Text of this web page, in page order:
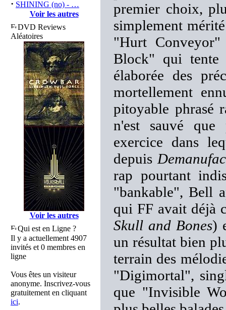
· SHINING (no) - …
Voir les autres
DVD Reviews
Aléatoires
Voir les autres
Qui est en Ligne ?
Il y a actuellement 4907
invités et 0 membres en
ligne
Vous êtes un visiteur
anonyme. Inscrivez-vous
gratuitement en cliquant
ici.
premier choix,
simplement
"Hurt
Block" qui tente
élaborée des
mortellement
pitoyable phrasé
n'est sauvé
exercice dans
depuis
rap pourtant
"bankable", Bell
qui FF avait déjà
Skull and Bones)
un résultat bien
terrain des
"Digimortal",
que "Invisible